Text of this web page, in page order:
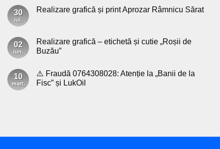
30
iul.
Realizare grafică și print Aprozar Râmnicu Sărat
Realizare
grafică
și
Râmnicu
Sărat
02
iun.
Realizare grafică – etichetă și cutie „Roșii de
Buzău”
la
Realizare
grafică
10
mart.
⚠️ Fraudă 0764308028: Atenție la „Banii de la
Fisc” și LukOil
la